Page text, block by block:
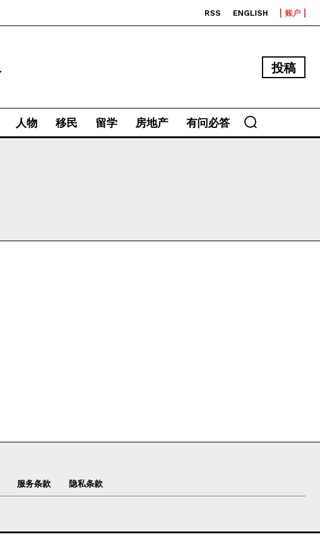
RSS ENGLISH 账户
投稿
人物 移民 留学 房地产 有问必答
服务条款 隐私条款